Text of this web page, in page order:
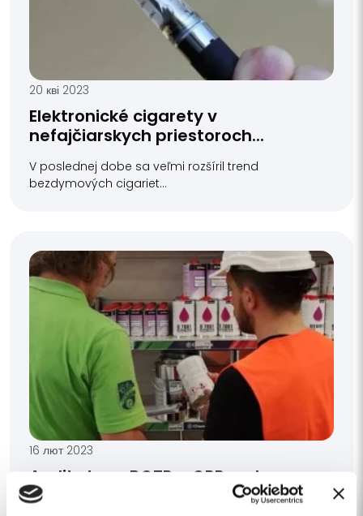
20 кві 2023
Elektronické cigarety v
nefajčiarskych priestoroch...
V poslednej dobe sa veľmi rozšíril trend
bezdymových cigariet...
16 лют 2023
Audit stavu BOZP a OPP zadarmo